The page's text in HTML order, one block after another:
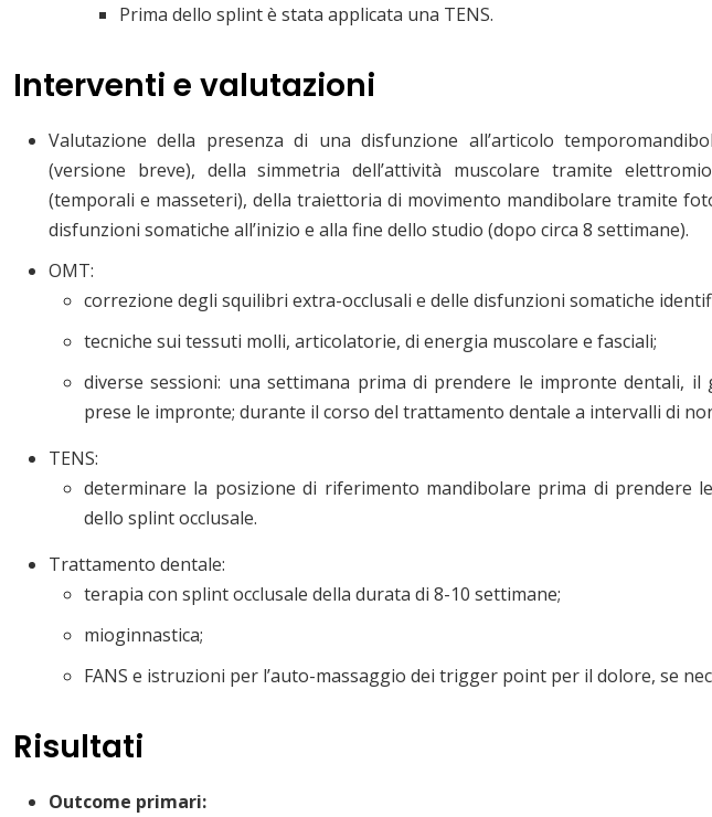
Prima dello splint è stata applicata una TENS.
Interventi e valutazioni
Valutazione della presenza di una disfunzione all’articolo
(versione breve), della simmetria dell’attività muscolare tramite
(temporali e masseteri), della traiettoria di movimento mandibolare tramite
disfunzioni somatiche all’inizio e alla fine dello studio (dopo circa 8 settimane).
OMT:
correzione degli squilibri extra-occlusali e delle disfunzioni somatiche
tecniche sui tessuti molli, articolatorie, di energia muscolare e fasciali;
diverse sessioni: una settimana prima di prendere le impronte dentali,
prese le impronte; durante il corso del trattamento dentale a intervalli di
TENS:
determinare la posizione di riferimento mandibolare prima di prendere
dello splint occlusale.
Trattamento dentale:
terapia con splint occlusale della durata di 8-10 settimane;
mioginnastica;
FANS e istruzioni per l’auto-massaggio dei trigger point per il dolore, se
Risultati
Outcome primari: